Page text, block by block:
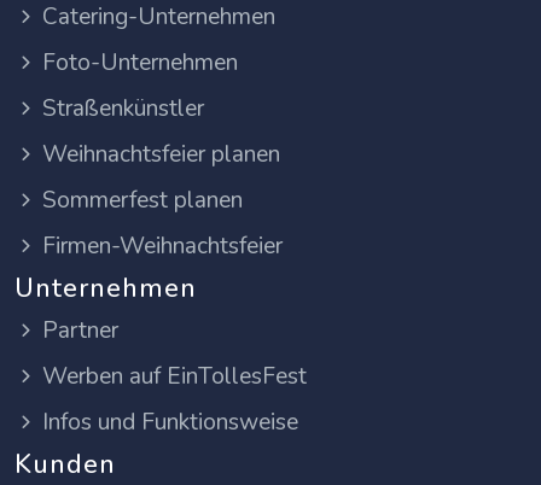
Catering-Unternehmen
Foto-Unternehmen
Straßenkünstler
Weihnachtsfeier planen
Sommerfest planen
Firmen-Weihnachtsfeier
Unternehmen
Partner
Werben auf EinTollesFest
Infos und Funktionsweise
Kunden